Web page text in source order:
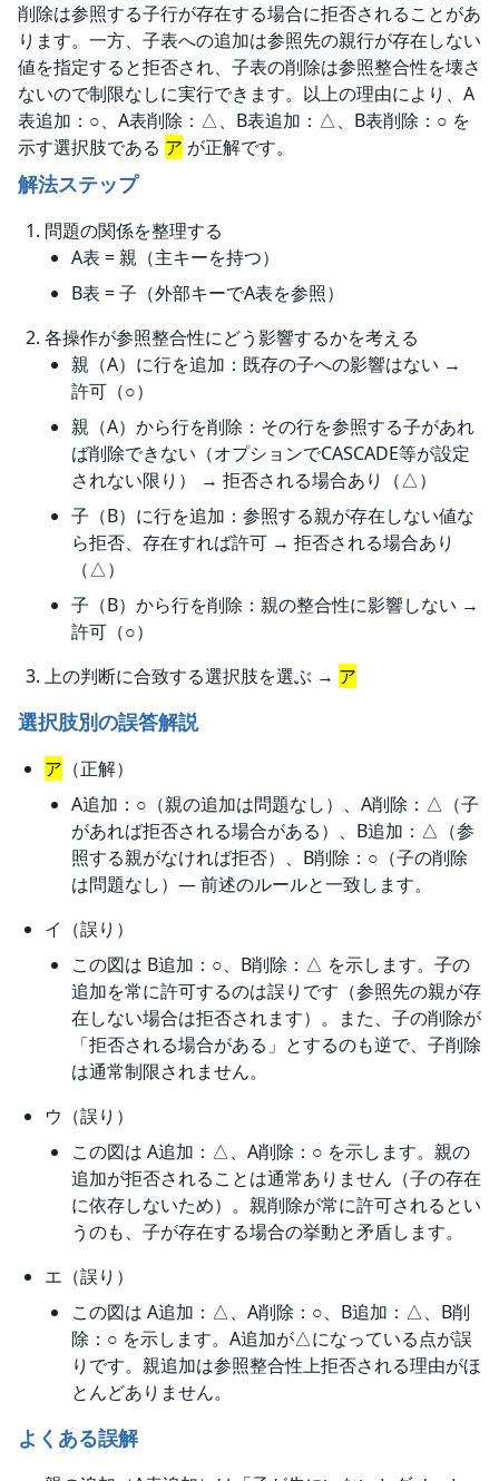
削除は参照する子行が存在する場合に拒否されることがあ
ります。一方、子表への追加は参照先の親行が存在しない
値を指定すると拒否され、子表の削除は参照整合性を壊さ
ないので制限なしに実行できます。以上の理由により、A
表追加：○、A表削除：△、B表追加：△、B表削除：○ を
示す選択肢である ア が正解です。
解法ステップ
問題の関係を整理する
A表 = 親（主キーを持つ）
B表 = 子（外部キーでA表を参照）
各操作が参照整合性にどう影響するかを考える
親（A）に行を追加：既存の子への影響はない →
許可（○）
親（A）から行を削除：その行を参照する子があれ
ば削除できない（オプションでCASCADE等が設定
されない限り） → 拒否される場合あり（△）
子（B）に行を追加：参照する親が存在しない値な
ら拒否、存在すれば許可 → 拒否される場合あり
（△）
子（B）から行を削除：親の整合性に影響しない →
許可（○）
上の判断に合致する選択肢を選ぶ → ア
選択肢別の誤答解説
ア （正解）
A追加：○（親の追加は問題なし）、A削除：△（子
があれば拒否される場合がある）、B追加：△（参
照する親がなければ拒否）、B削除：○（子の削除
は問題なし）— 前述のルールと一致します。
イ（誤り）
この図は B追加：○、B削除：△ を示します。子の
追加を常に許可するのは誤りです（参照先の親が存
在しない場合は拒否されます）。また、子の削除が
「拒否される場合がある」とするのも逆で、子削除
は通常制限されません。
ウ（誤り）
この図は A追加：△、A削除：○ を示します。親の
追加が拒否されることは通常ありません（子の存在
に依存しないため）。親削除が常に許可されるとい
うのも、子が存在する場合の挙動と矛盾します。
エ（誤り）
この図は A追加：△、A削除：○、B追加：△、B削
除：○ を示します。A追加が△になっている点が誤
りです。親追加は参照整合性上拒否される理由がほ
とんどありません。
よくある誤解